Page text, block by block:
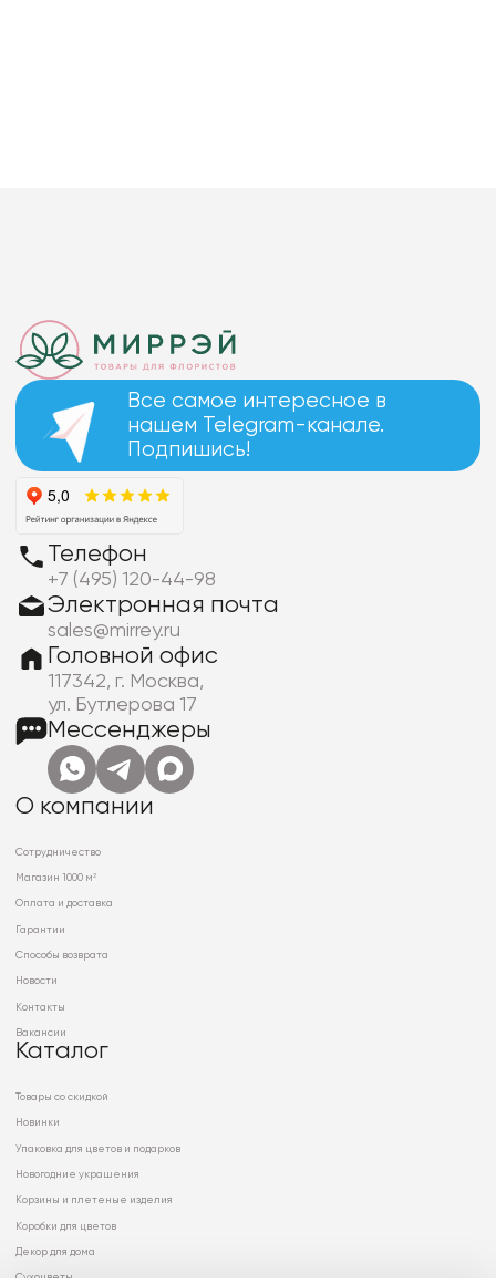
Все самое интересное в
нашем Telegram-канале.
Подпишись!
Телефон
+7 (495) 120-44-98
Электронная почта
sales@mirrey.ru
Головной офис
117342, г. Москва,
ул. Бутлерова 17
Мессенджеры
О компании
Сотрудничество
Магазин 1000 м²
Оплата и доставка
Гарантии
Способы возврата
Новости
Контакты
Вакансии
Каталог
Товары со скидкой
Новинки
Упаковка для цветов и подарков
Новогодние украшения
Корзины и плетеные изделия
Коробки для цветов
Декор для дома
Сухоцветы